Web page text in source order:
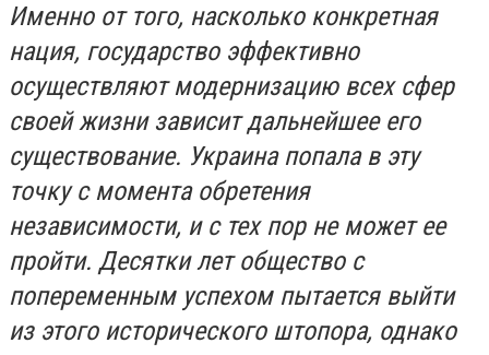
Именно от того, насколько конкретная
нация, государство эффективно
осуществляют модернизацию всех сфер
своей жизни зависит дальнейшее его
существование. Украина попала в эту
точку с момента обретения
независимости, и с тех пор не может ее
пройти. Десятки лет общество с
попеременным успехом пытается выйти
из этого исторического штопора, однако